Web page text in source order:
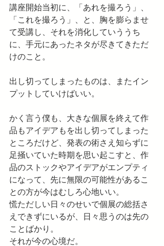
講座開始当初に、「あれを撮ろう」、
「これを撮ろう」、と、胸を膨らませ
て受講し、それを消化していううち
に、手元にあったネタが尽きてきただ
けのこと。
出し切ってしまったものは、またイン
プットしていけばいい。
かく言う僕も、大きな個展を終えて作
品もアイデアもを出し切ってしまった
ところだけど、発表の術さえ知らずに
足掻いていた時期を思い起こすと、作
品のストックやアイデアがエンプティ
になって、先に無限の可能性があるこ
との方が今はむしろ心地いい。
慌ただしい日々のせいで個展の総括さ
えできずにいるが、日々思うのは先の
ことばかり。
それが今の心境だ。